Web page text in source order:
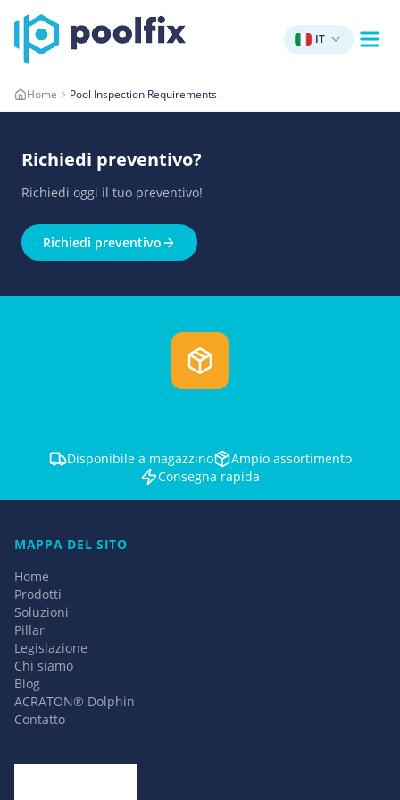
IT
Home Pool Inspection Requirements
Richiedi preventivo?
Richiedi oggi il tuo preventivo!
Richiedi preventivo
Disponibile a magazzino
Ampio assortimento
Consegna rapida
MAPPA DEL SITO
Home
Prodotti
Soluzioni
Pillar
Legislazione
Chi siamo
Blog
ACRATON® Dolphin
Contatto